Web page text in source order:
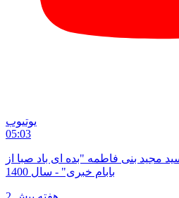
یوتیوب
05:03
مجید بنی فاطمه "بده ای باد صبا از
بابام خبری" - سال 1400